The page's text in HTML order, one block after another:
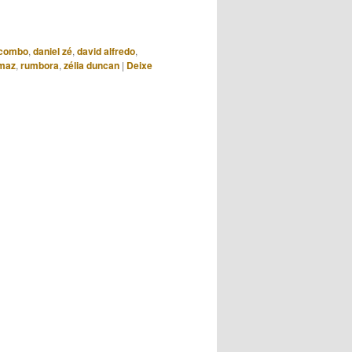
para
, daniel zé, david alfredo,
, rumbora, zélia duncan | Deixe